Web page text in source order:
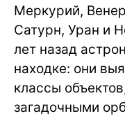
Меркурий,
Сатурн, Уран и
лет назад
находке: они
классы
загадочными